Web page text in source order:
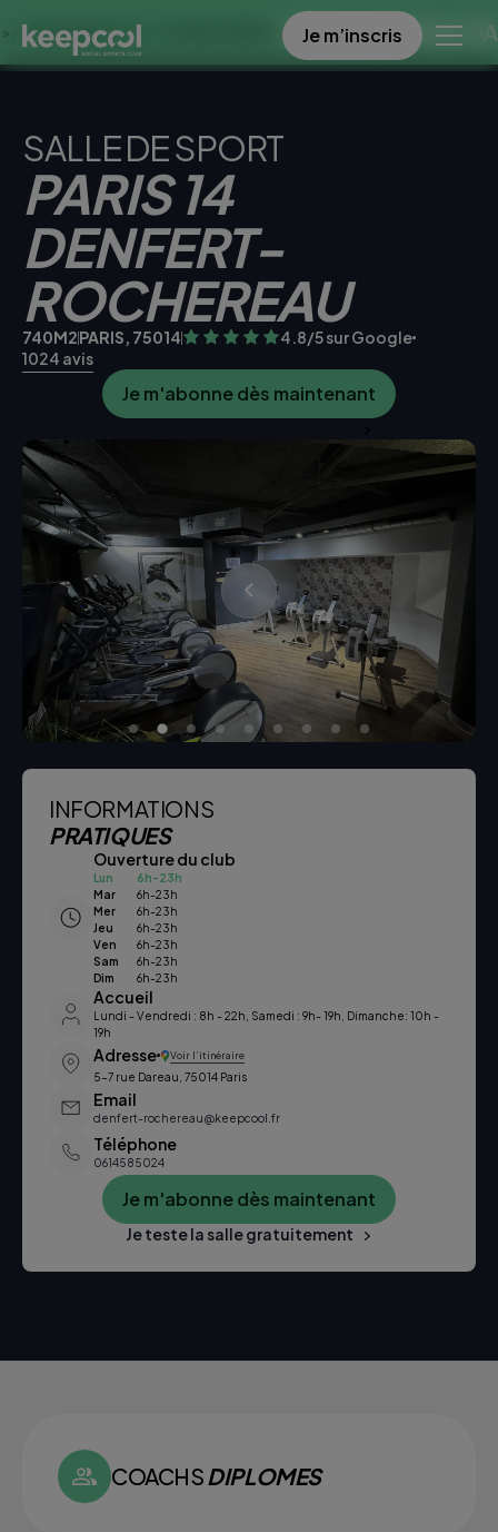
À 0€ << OFFRE LIMITÉE ☀️ OFFRE SPECIALE DANS CE
Je m’inscris
SALLE DE SPORT
PARIS 14
DENFERT-
ROCHEREAU
740M2PARIS, 75014
4.8/5 sur Google
1024 avis
Je m'abonne dès maintenant
INFORMATIONS
PRATIQUES
Ouverture du club
Lun
6h-23h
Mar
6h-23h
Mer
6h-23h
Jeu
6h-23h
Ven
6h-23h
Sam
6h-23h
Dim
6h-23h
Accueil
Lundi - Vendredi : 8h - 22h, Samedi : 9h- 19h, Dimanche: 10h -
19h
Adresse Voir l’itinéraire
5-7 rue Dareau, 75014 Paris
Email
denfert-rochereau@keepcool.fr
Téléphone
0614585024
Je m'abonne dès maintenant
Je teste la salle gratuitement
COACHSDIPLOMES